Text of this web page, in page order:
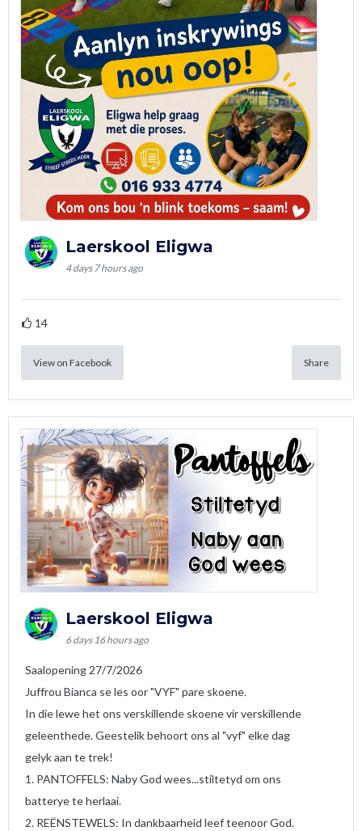
Laerskool Eligwa
4 days 7 hours ago
14
View on Facebook Share
Laerskool Eligwa
6 days 16 hours ago
Saalopening 27/7/2026
Juffrou Bianca se les oor "VYF" pare skoene.
In die lewe het ons verskillende skoene vir verskillende
geleenthede. Geestelik behoort ons al "vyf" elke dag
gelyk aan te trek!
1. PANTOFFELS: Naby God wees...stiltetyd om ons
batterye te herlaai.
2. REËNSTEWELS: In dankbaarheid leef teenoor God.